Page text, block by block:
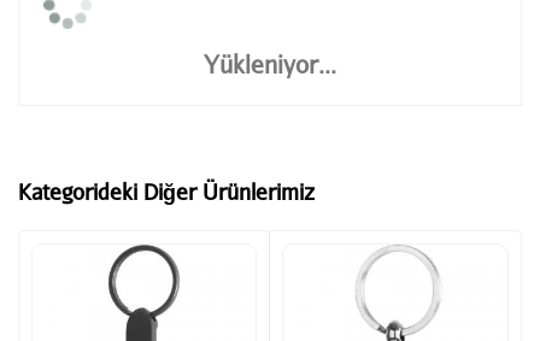
Yükleniyor...
Kategorideki Diğer Ürünlerimiz